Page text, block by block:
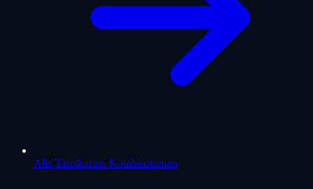
Alle Tarotkarten-Kombinationen